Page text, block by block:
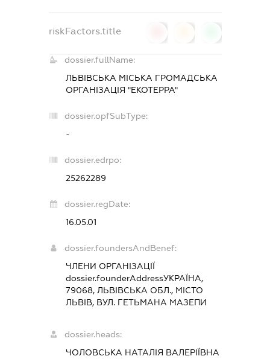
riskFactors.title
dossier.fullName:
ЛЬВІВСЬКА МІСЬКА ГРОМАДСЬКА
ОРГАНІЗАЦІЯ "ЕКОТЕРРА"
dossier.opfSubType:
-
dossier.edrpo:
25262289
dossier.regDate:
16.05.01
dossier.foundersAndBenef:
ЧЛЕНИ ОРГАНІЗАЦІЇ
dossier.founderAddressУКРАЇНА,
79068, ЛЬВІВСЬКА ОБЛ., МІСТО
ЛЬВІВ, ВУЛ. ГЕТЬМАНА МАЗЕПИ
dossier.heads:
ЧОЛОВСЬКА НАТАЛІЯ ВАЛЕРІЇВНА